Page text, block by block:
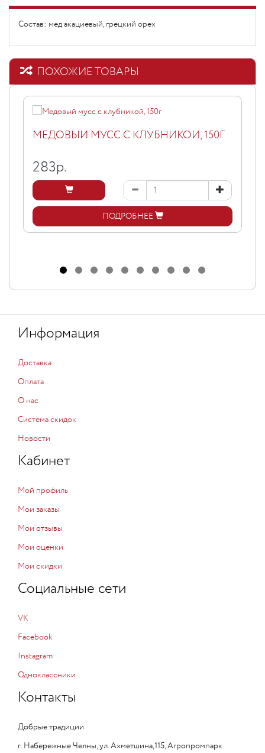
Состав: мед акациевый, грецкий орех
ПОХОЖИЕ ТОВАРЫ
МЕДОВЫЙ МУСС С КЛУБНИКОЙ, 150Г
283р.
ПОДРОБНЕЕ
Информация
Доставка
Оплата
О нас
Система скидок
Новости
Кабинет
Мой профиль
Мои заказы
Мои отзывы
Мои оценки
Мои скидки
Социальные сети
VK
Facebook
Instagram
Одноклассники
Контакты
Добрые традиции
г. Набережные Челны, ул. Ахметшина,115, Агропромпарк